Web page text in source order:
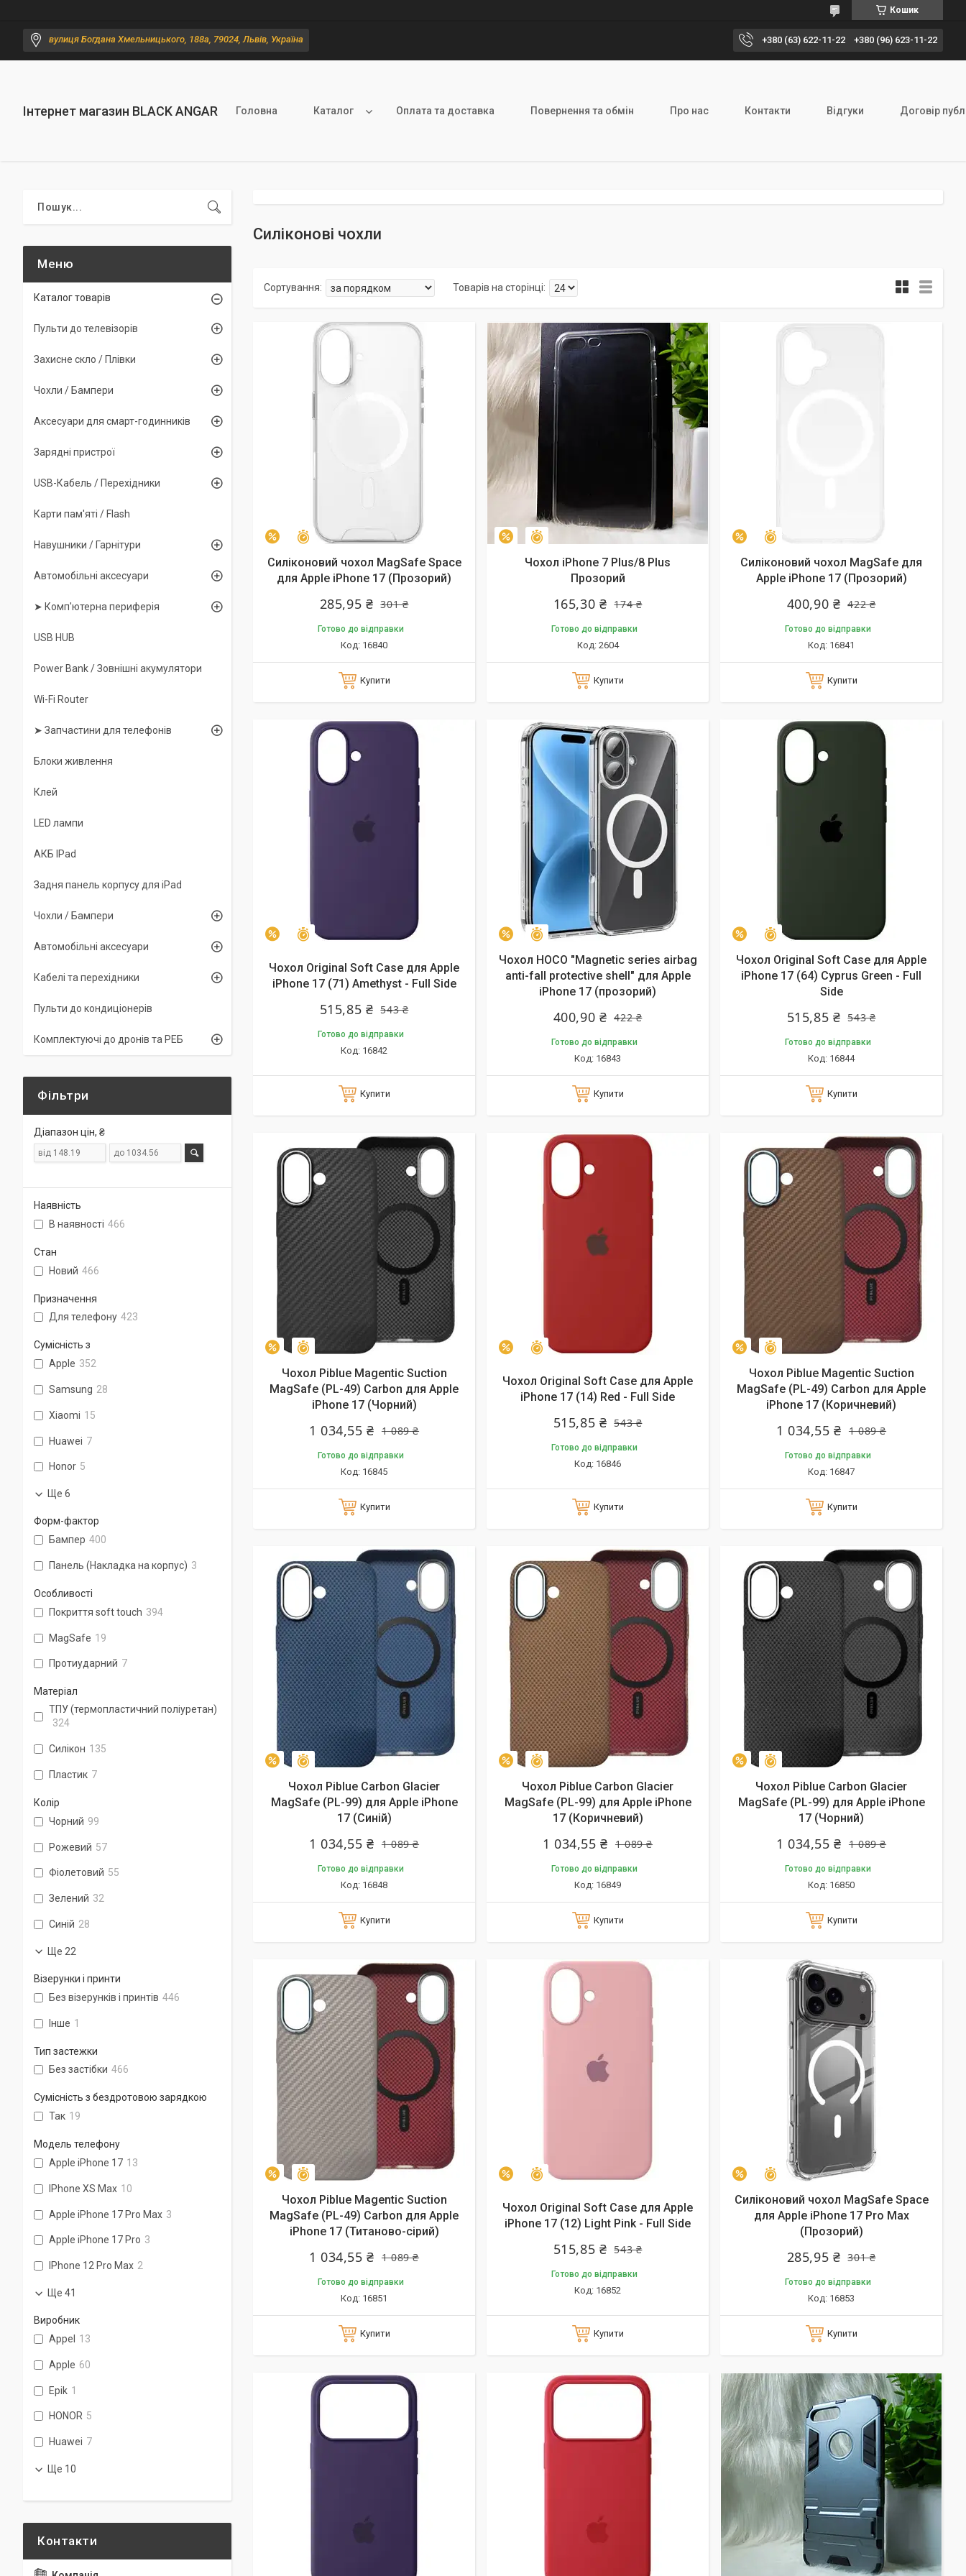
Кошик
вулиця Богдана Хмельницького, 188а, 79024, Львів, Україна +380 (63) 622-11-22 +380 (96) 623-11-22
Інтернет магазин BLACK ANGAR Головна Каталог Оплата та доставка Повернення та обмін Про нас Контакти Відгуки Договір
Силіконові чохли
–5% Залишилось 9 днів
Силіконовий чохол MagSafe Space
для Apple iPhone 17 (Прозорий)
301 ₴
285,95 ₴
Готово до відправки
16840
Купити
–5%
Чохол iPhone 7 Plus/8 Plus
Прозорий
174 ₴
165,30 ₴
Готово до відправки
2604
Купити
–5%
Силіконовий чохол MagSafe для
Apple iPhone 17 (Прозорий)
422 ₴
400,90 ₴
Готово до відправки
16841
Купити
–5% Залишилось 9 днів
Чохол Original Soft Case для Apple
iPhone 17 (71) Amethyst - Full Side
543 ₴
515,85 ₴
Готово до відправки
16842
Купити
–5% Залишилось 9 днів
Чохол HOCO "Magnetic series airbag
anti-fall protective shell" для Apple
iPhone 17 (прозорий)
422 ₴
400,90 ₴
Готово до відправки
16843
Купити
–5% Залишилось 9 днів
Чохол Original Soft Case для Apple
iPhone 17 (64) Cyprus Green - Full
Side
543 ₴
515,85 ₴
Готово до відправки
16844
Купити
–5% Залишилось 9 днів
Чохол Piblue Magentic Suction
MagSafe (PL-49) Carbon для Apple
iPhone 17 (Чорний)
1 089 ₴
1 034,55 ₴
Готово до відправки
16845
Купити
–5% Залишилось 9 днів
Чохол Original Soft Case для Apple
iPhone 17 (14) Red - Full Side
543 ₴
515,85 ₴
Готово до відправки
16846
Купити
–5% Залишилось 9 днів
Чохол Piblue Magentic Suction
MagSafe (PL-49) Carbon для Apple
iPhone 17 (Коричневий)
1 089 ₴
1 034,55 ₴
Готово до відправки
16847
Купити
–5% Залишилось 9 днів
Чохол Piblue Carbon Glacier
MagSafe (PL-99) для Apple iPhone
17 (Синій)
1 089 ₴
1 034,55 ₴
Готово до відправки
16848
Купити
–5% Залишилось 9 днів
Чохол Piblue Carbon Glacier
MagSafe (PL-99) для Apple iPhone
17 (Коричневий)
1 089 ₴
1 034,55 ₴
Готово до відправки
16849
Купити
–5% Залишилось 9 днів
Чохол Piblue Carbon Glacier
MagSafe (PL-99) для Apple iPhone
17 (Чорний)
1 089 ₴
1 034,55 ₴
Готово до відправки
16850
Купити
–5% Залишилось 9 днів
Чохол Piblue Magentic Suction
MagSafe (PL-49) Carbon для Apple
iPhone 17 (Титаново-сірий)
1 089 ₴
1 034,55 ₴
Готово до відправки
16851
Купити
–5% Залишилось 9 днів
Чохол Original Soft Case для Apple
iPhone 17 (12) Light Pink - Full Side
543 ₴
515,85 ₴
Готово до відправки
16852
Купити
–5% Залишилось 9 днів
Силіконовий чохол MagSafe Space
для Apple iPhone 17 Pro Max
(Прозорий)
301 ₴
285,95 ₴
Готово до відправки
16853
Купити
Каталог товарів
Пульти до телевізорів
Захисне скло / Плівки
Чохли / Бампери
Аксесуари для смарт-годинників
Зарядні пристрої
USB-Кабель / Перехідники
Карти пам'яті / Flash
Навушники / Гарнітури
Автомобільні аксесуари
➤ Комп'ютерна периферія
USB HUB
Power Bank / Зовнішні акумулятори
Wi-Fi Router
➤ Запчастини для телефонів
Блоки живлення
Клей
LED лампи
АКБ IPad
Задня панель корпусу для iPad
Чохли / Бампери
Автомобільні аксесуари
Кабелі та перехідники
Пульти до кондиціонерів
Комплектуючі до дронів та РЕБ
Фільтри
Діапазон цін, ₴
Наявність
В наявності 466
Стан
Новий 466
Призначення
Для телефону 423
Сумісність з
Apple 352
Samsung 28
Xiaomi 15
Huawei 7
Honor 5
Ще 6
Форм-фактор
Бампер 400
Панель (Накладка на корпус) 3
Особливості
Покриття soft touch 394
MagSafe 19
Протиударний 7
Матеріал
ТПУ (термопластичний поліуретан)
324
Силікон 135
Пластик 7
Колір
Чорний 99
Рожевий 57
Фіолетовий 55
Зелений 32
Синій 28
Ще 22
Візерунки і принти
Без візерунків і принтів 446
Інше 1
Тип застежки
Без застібки 466
Сумісність з бездротовою зарядкою
Так 19
Модель телефону
Apple iPhone 17 13
IPhone XS Max 10
Apple iPhone 17 Pro Max 3
Apple iPhone 17 Pro 3
IPhone 12 Pro Max 2
Ще 41
Виробник
Appel
13
Apple 60
Epik 1
HONOR 5
Huawei 7
Ще 10